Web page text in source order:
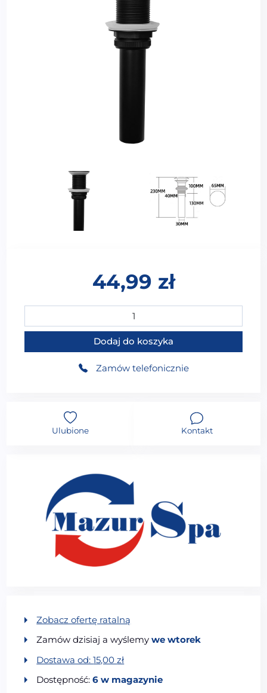
44,99 zł
ilość Korek do umywalki z rurką do odpływu czarny
Dodaj do koszyka
Zamów telefonicznie
Ulubione Kontakt
Zobacz ofertę ratalną
Zamów dzisiaj a wyślemywe wtorek
Dostawa od:15,00zł
Dostępność:6 w magazynie